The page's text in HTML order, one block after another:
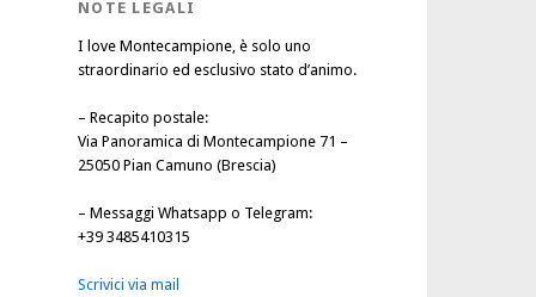
NOTE LEGALI
I love Montecampione, è solo uno
straordinario ed esclusivo stato d’animo.
– Recapito postale:
Via Panoramica di Montecampione 71 –
25050 Pian Camuno (Brescia)
– Messaggi Whatsapp o Telegram:
+39 3485410315
Scrivici via mail